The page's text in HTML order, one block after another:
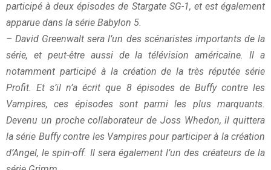
participé à deux épisodes de Stargate SG-1, et est également
apparue dans la série Babylon 5.
– David Greenwalt sera l’un des scénaristes importants de la
série, et peut-être aussi de la télévision américaine. Il a
notamment participé à la création de la très réputée série
Profit. Et s’il n’a écrit que 8 épisodes de Buffy contre les
Vampires, ces épisodes sont parmi les plus marquants.
Devenu un proche collaborateur de Joss Whedon, il quittera
la série Buffy contre les Vampires pour participer à la création
d’Angel, le spin-off. Il sera également l’un des créateurs de la